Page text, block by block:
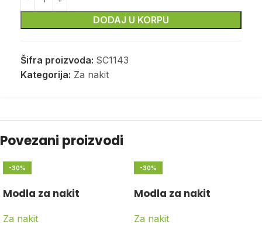
DODAJ U KORPU
Šifra proizvoda: SC1143
Kategorija: Za nakit
Povezani proizvodi
-30%
Modla za nakit
Za nakit
-30%
Modla za nakit
Za nakit